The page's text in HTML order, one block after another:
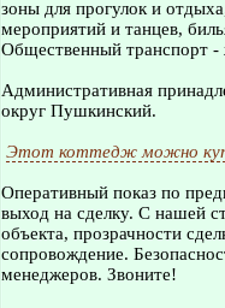
зоны для прогулок и
мероприятий и танцев,
Общественный транспорт
Административная
округ Пушкинский.
Этот коттедж можно
Оперативный показ по
выход на сделку. С нашей
объекта, прозрачности
сопровождение.
менеджеров. Звоните!